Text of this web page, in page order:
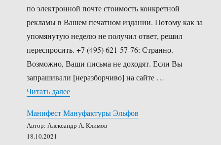
по электронной почте стоимость конкретной
рекламы в Вашем печатном издании. Потому как за
упомянутую неделю не получил ответ, решил
переспросить. +7 (495) 621-57-76: Странно.
Возможно, Ваши письма не доходят. Если Вы
запрашивали [неразборчиво] на сайте …
Читать далее«Цензура в «Новой Газете»»
Манифест Мануфактуры Эльфов
Автор: Александр А. Климов
18.10.2021